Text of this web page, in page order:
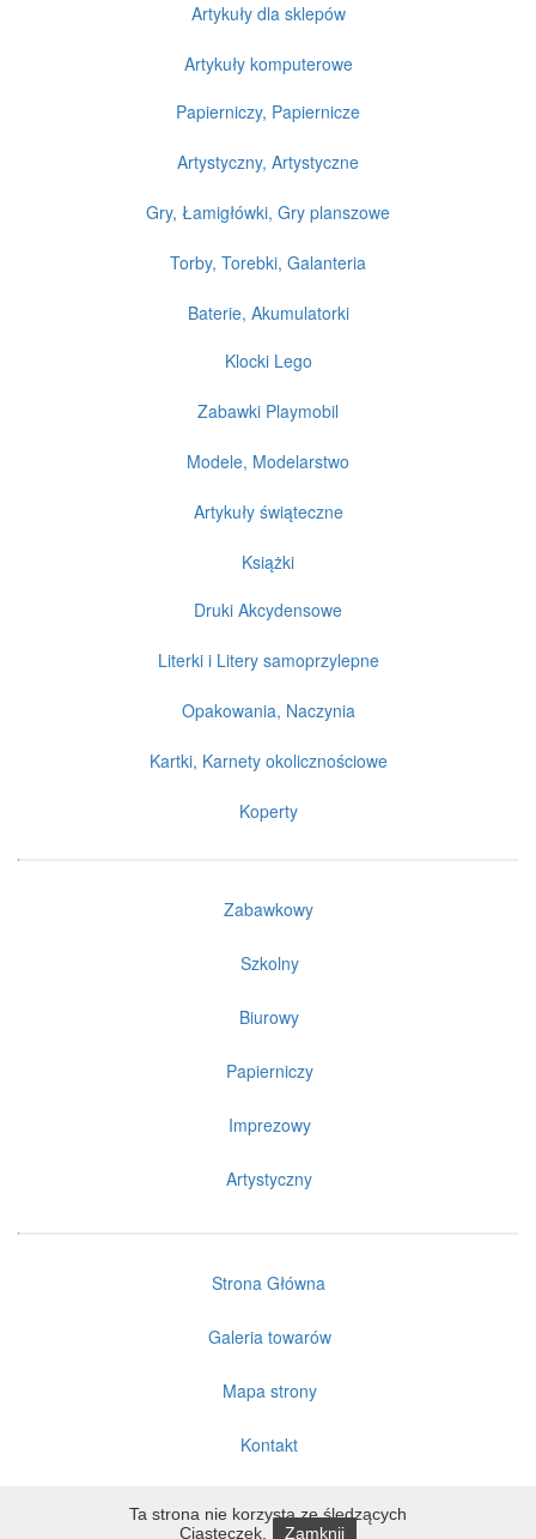
Artykuły dla sklepów
Artykuły komputerowe
Papierniczy, Papiernicze
Artystyczny, Artystyczne
Gry, Łamigłówki, Gry planszowe
Torby, Torebki, Galanteria
Baterie, Akumulatorki
Klocki Lego
Zabawki Playmobil
Modele, Modelarstwo
Artykuły świąteczne
Książki
Druki Akcydensowe
Literki i Litery samoprzylepne
Opakowania, Naczynia
Kartki, Karnety okolicznościowe
Koperty
Zabawkowy
Szkolny
Biurowy
Papierniczy
Imprezowy
Artystyczny
Strona Główna
Galeria towarów
Mapa strony
Kontakt
Ta strona nie korzysta ze śledzących
Ciasteczek.
Zamknij